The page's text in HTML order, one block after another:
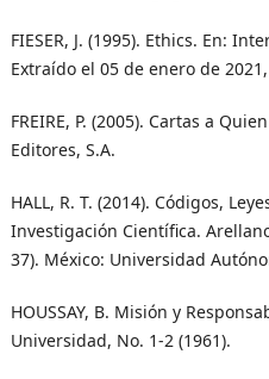
FIESER, J. (1995). Ethics. En:
Extraído el 05 de enero de
FREIRE, P. (2005). Cartas a
Editores, S.A.
HALL, R. T. (2014). Códigos,
Investigación Científica.
37). México: Universidad
HOUSSAY, B. Misión y
Universidad, No. 1-2 (1961).